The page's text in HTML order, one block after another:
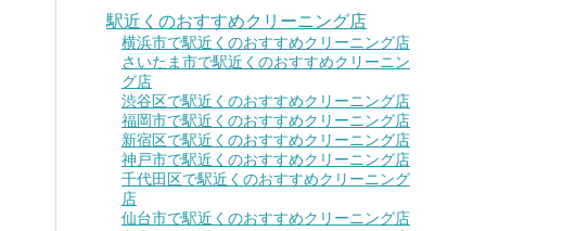
駅近くのおすすめクリーニング店
横浜市で駅近くのおすすめクリーニング店
さいたま市で駅近くのおすすめクリーニン
グ店
渋谷区で駅近くのおすすめクリーニング店
福岡市で駅近くのおすすめクリーニング店
新宿区で駅近くのおすすめクリーニング店
神戸市で駅近くのおすすめクリーニング店
千代田区で駅近くのおすすめクリーニング
店
仙台市で駅近くのおすすめクリーニング店